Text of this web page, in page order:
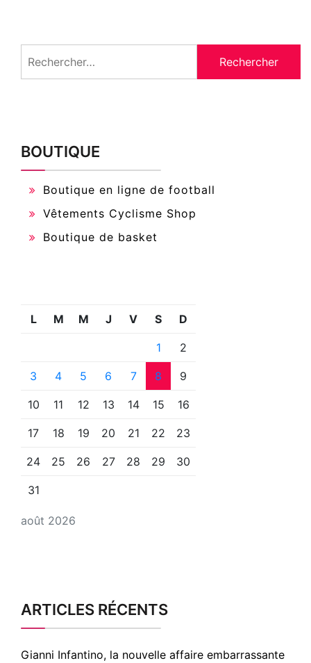
BOUTIQUE
Boutique en ligne de football
Vêtements Cyclisme Shop
Boutique de basket
août 2026
L M M J V S D
1 2
3 4 5 6 7 8 9
10 11 12 13 14 15 16
17 18 19 20 21 22 23
24 25 26 27 28 29 30
31
ARTICLES RÉCENTS
Gianni Infantino, la nouvelle affaire embarrassante